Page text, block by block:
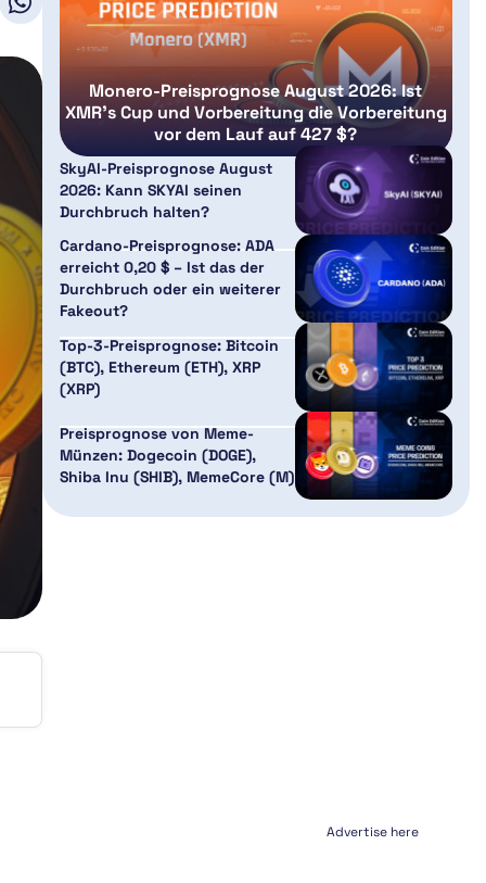
Monero-Preisprognose August 2026: Ist
XMR’s Cup und Vorbereitung die Vorbereitung
vor dem Lauf auf 427 $?
SkyAI-Preisprognose August
2026: Kann SKYAI seinen
Durchbruch halten?
Cardano-Preisprognose: ADA
erreicht 0,20 $ – Ist das der
Durchbruch oder ein weiterer
Fakeout?
Top-3-Preisprognose: Bitcoin
(BTC), Ethereum (ETH), XRP
(XRP)
Preisprognose von Meme-
Münzen: Dogecoin (DOGE),
Shiba Inu (SHIB), MemeCore (M)
Advertise here